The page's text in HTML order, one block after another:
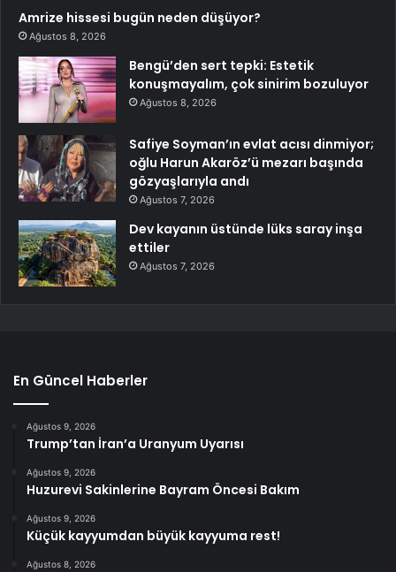
Amrize hissesi bugün neden düşüyor?
Ağustos 8, 2026
Bengü’den sert tepki: Estetik
konuşmayalım, çok sinirim bozuluyor
Ağustos 8, 2026
Safiye Soyman’ın evlat acısı dinmiyor;
oğlu Harun Akaröz’ü mezarı başında
gözyaşlarıyla andı
Ağustos 7, 2026
Dev kayanın üstünde lüks saray inşa
ettiler
Ağustos 7, 2026
En Güncel Haberler
Ağustos 9, 2026
Trump’tan İran’a Uranyum Uyarısı
Ağustos 9, 2026
Huzurevi Sakinlerine Bayram Öncesi Bakım
Ağustos 9, 2026
Küçük kayyumdan büyük kayyuma rest!
Ağustos 8, 2026